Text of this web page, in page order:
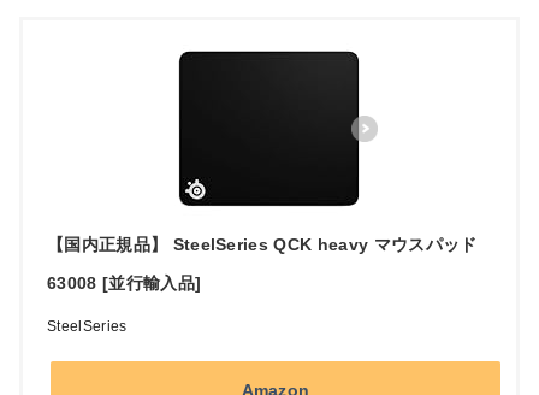
【国内正規品】 SteelSeries QCK heavy マウスパッド
63008 [並行輸入品]
SteelSeries
Amazon